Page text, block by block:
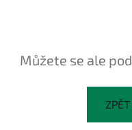
Můžete se ale